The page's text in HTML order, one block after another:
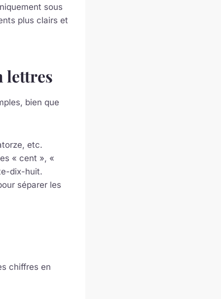
sous
plus clairs et
lettres
bien que
etc.
« cent », «
dix-huit.
séparer les
chiffres en